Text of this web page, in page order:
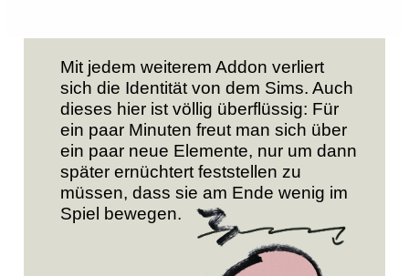
Mit jedem weiterem Addon verliert
sich die Identität von dem Sims. Auch
dieses hier ist völlig überflüssig: Für
ein paar Minuten freut man sich über
ein paar neue Elemente, nur um dann
später ernüchtert feststellen zu
müssen, dass sie am Ende wenig im
Spiel bewegen.